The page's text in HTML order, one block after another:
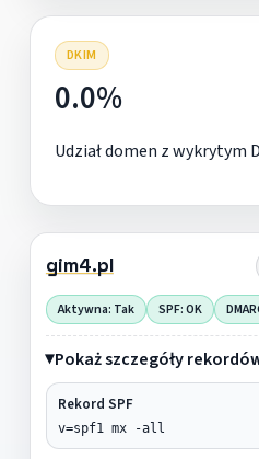
DKIM
0.0%
Udział domen z wykrytym
gim4.pl
Aktywna: Tak SPF: OK
Pokaż szczegóły
Rekord SPF
v=spf1 mx -all